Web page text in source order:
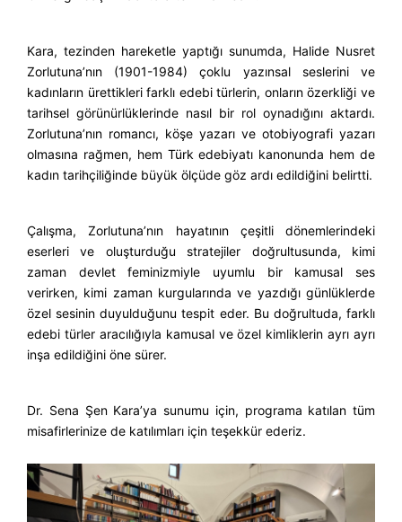
Kara, tezinden hareketle yaptığı sunumda, Halide Nusret
Zorlutuna’nın (1901-1984) çoklu yazınsal seslerini ve
kadınların ürettikleri farklı edebi türlerin, onların özerkliği ve
tarihsel görünürlüklerinde nasıl bir rol oynadığını aktardı.
Zorlutuna’nın romancı, köşe yazarı ve otobiyografi yazarı
olmasına rağmen, hem Türk edebiyatı kanonunda hem de
kadın tarihçiliğinde büyük ölçüde göz ardı edildiğini belirtti.
Çalışma, Zorlutuna’nın hayatının çeşitli dönemlerindeki
eserleri ve oluşturduğu stratejiler doğrultusunda, kimi
zaman devlet feminizmiyle uyumlu bir kamusal ses
verirken, kimi zaman kurgularında ve yazdığı günlüklerde
özel sesinin duyulduğunu tespit eder. Bu doğrultuda, farklı
edebi türler aracılığıyla kamusal ve özel kimliklerin ayrı ayrı
inşa edildiğini öne sürer.
Dr. Sena Şen Kara’ya sunumu için, programa katılan tüm
misafirlerinize de katılımları için teşekkür ederiz.